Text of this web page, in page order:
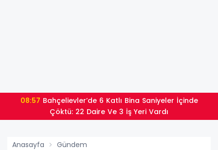
08:57
Çöktü: 22 Daire Ve 3 İş Yeri Vardı
Anasayfa Gündem